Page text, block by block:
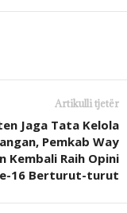
Artikulli tjetër
Jaga Tata Kelola
Pemkab Way
Kembali Raih Opini
16 Berturut-turut